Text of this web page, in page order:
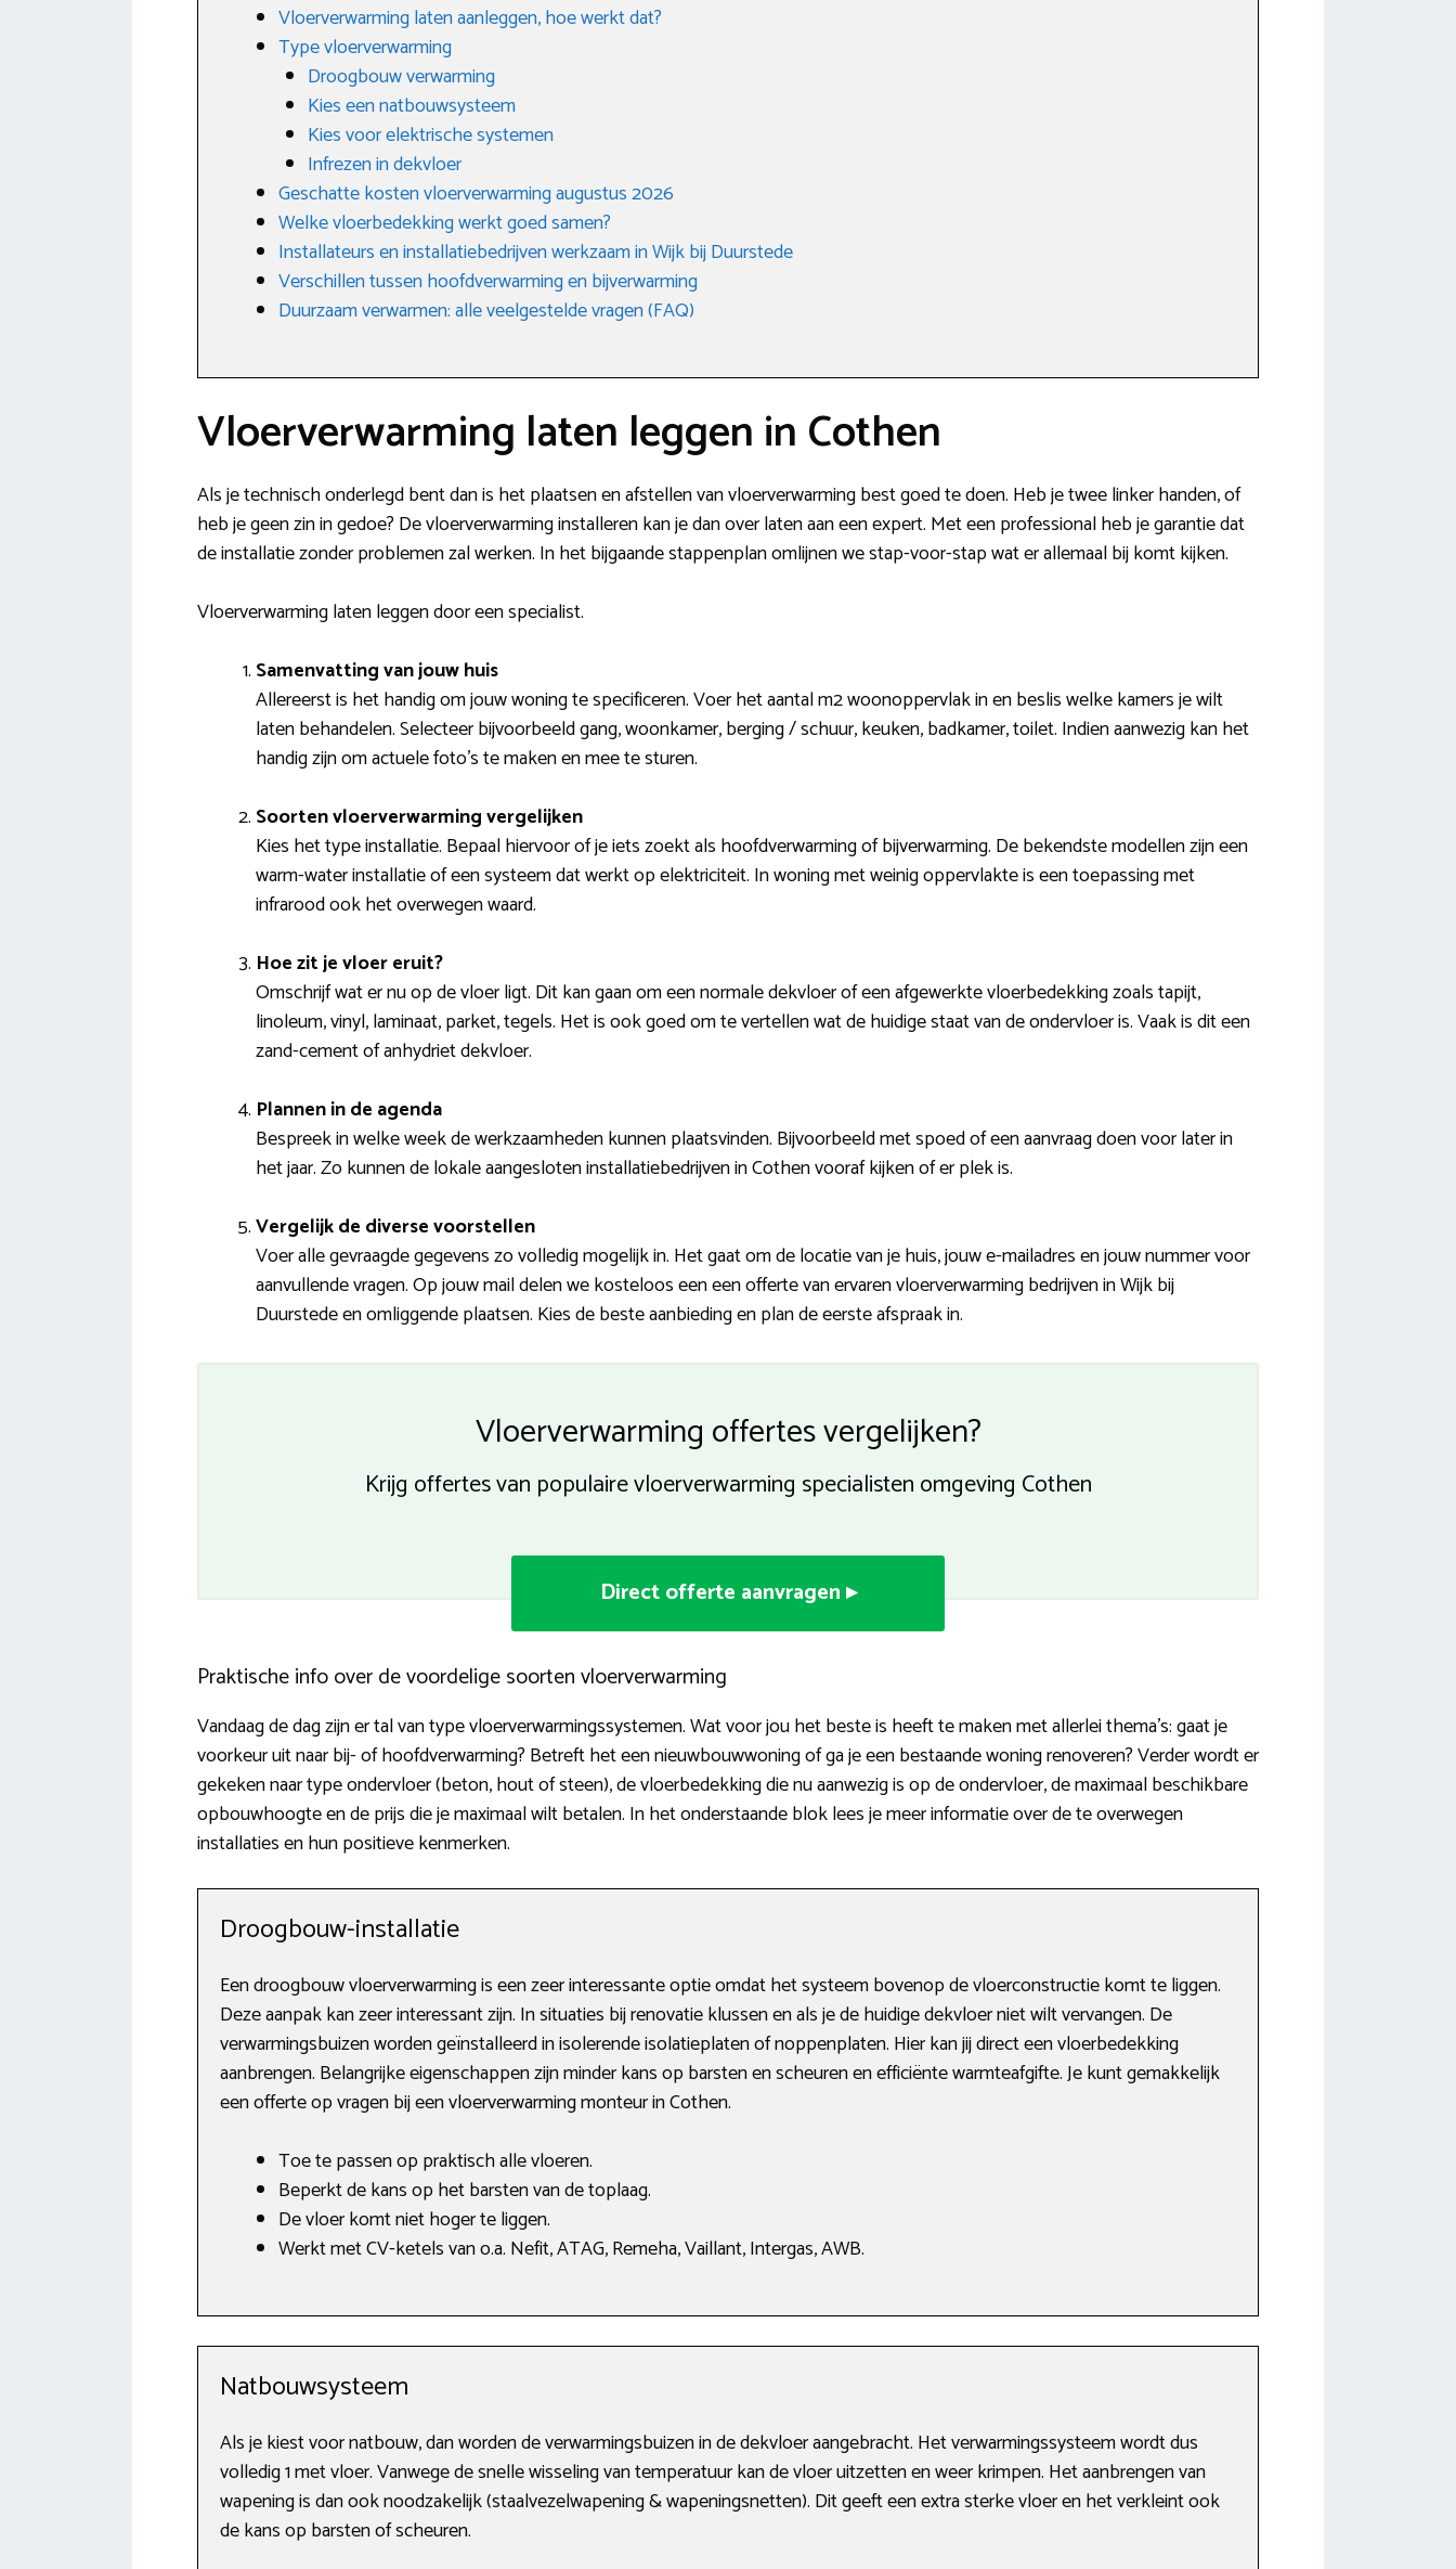
Vloerverwarming laten aanleggen, hoe werkt dat?
Type vloerverwarming
Droogbouw verwarming
Kies een natbouwsysteem
Kies voor elektrische systemen
Infrezen in dekvloer
Geschatte kosten vloerverwarming augustus 2026
Welke vloerbedekking werkt goed samen?
Installateurs en installatiebedrijven werkzaam in Wijk bij Duurstede
Verschillen tussen hoofdverwarming en bijverwarming
Duurzaam verwarmen: alle veelgestelde vragen (FAQ)
Vloerverwarming laten leggen in Cothen
Als je technisch onderlegd bent dan is het plaatsen en afstellen van vloerverwarming best goed te doen. Heb je twee linker handen, of
heb je geen zin in gedoe? De vloerverwarming installeren kan je dan over laten aan een expert. Met een professional heb je garantie dat
de installatie zonder problemen zal werken. In het bijgaande stappenplan omlijnen we stap-voor-stap wat er allemaal bij komt kijken.
Vloerverwarming laten leggen door een specialist.
Samenvatting van jouw huis
Allereerst is het handig om jouw woning te specificeren. Voer het aantal m2 woonoppervlak in en beslis welke kamers je wilt
laten behandelen. Selecteer bijvoorbeeld gang, woonkamer, berging / schuur, keuken, badkamer, toilet. Indien aanwezig kan het
handig zijn om actuele foto’s te maken en mee te sturen.
Soorten vloerverwarming vergelijken
Kies het type installatie. Bepaal hiervoor of je iets zoekt als hoofdverwarming of bijverwarming. De bekendste modellen zijn een
warm-water installatie of een systeem dat werkt op elektriciteit. In woning met weinig oppervlakte is een toepassing met
infrarood ook het overwegen waard.
Hoe zit je vloer eruit?
Omschrijf wat er nu op de vloer ligt. Dit kan gaan om een normale dekvloer of een afgewerkte vloerbedekking zoals tapijt,
linoleum, vinyl, laminaat, parket, tegels. Het is ook goed om te vertellen wat de huidige staat van de ondervloer is. Vaak is dit een
zand-cement of anhydriet dekvloer.
Plannen in de agenda
Bespreek in welke week de werkzaamheden kunnen plaatsvinden. Bijvoorbeeld met spoed of een aanvraag doen voor later in
het jaar. Zo kunnen de lokale aangesloten installatiebedrijven in Cothen vooraf kijken of er plek is.
Vergelijk de diverse voorstellen
Voer alle gevraagde gegevens zo volledig mogelijk in. Het gaat om de locatie van je huis, jouw e-mailadres en jouw nummer voor
aanvullende vragen. Op jouw mail delen we kosteloos een een offerte van ervaren vloerverwarming bedrijven in Wijk bij
Duurstede en omliggende plaatsen. Kies de beste aanbieding en plan de eerste afspraak in.
Vloerverwarming offertes vergelijken?
Krijg offertes van populaire vloerverwarming specialisten omgeving Cothen
Direct offerte aanvragen ▸
Praktische info over de voordelige soorten vloerverwarming
Vandaag de dag zijn er tal van type vloerverwarmingssystemen. Wat voor jou het beste is heeft te maken met allerlei thema’s: gaat je
voorkeur uit naar bij- of hoofdverwarming? Betreft het een nieuwbouwwoning of ga je een bestaande woning renoveren? Verder wordt er
gekeken naar type ondervloer (beton, hout of steen), de vloerbedekking die nu aanwezig is op de ondervloer, de maximaal beschikbare
opbouwhoogte en de prijs die je maximaal wilt betalen. In het onderstaande blok lees je meer informatie over de te overwegen
installaties en hun positieve kenmerken.
Droogbouw-installatie
Een droogbouw vloerverwarming is een zeer interessante optie omdat het systeem bovenop de vloerconstructie komt te liggen.
Deze aanpak kan zeer interessant zijn. In situaties bij renovatie klussen en als je de huidige dekvloer niet wilt vervangen. De
verwarmingsbuizen worden geïnstalleerd in isolerende isolatieplaten of noppenplaten. Hier kan jij direct een vloerbedekking
aanbrengen. Belangrijke eigenschappen zijn minder kans op barsten en scheuren en efficiënte warmteafgifte. Je kunt gemakkelijk
een offerte op vragen bij een vloerverwarming monteur in Cothen.
Toe te passen op praktisch alle vloeren.
Beperkt de kans op het barsten van de toplaag.
De vloer komt niet hoger te liggen.
Werkt met CV-ketels van o.a. Nefit, ATAG, Remeha, Vaillant, Intergas, AWB.
Natbouwsysteem
Als je kiest voor natbouw, dan worden de verwarmingsbuizen in de dekvloer aangebracht. Het verwarmingssysteem wordt dus
volledig 1 met vloer. Vanwege de snelle wisseling van temperatuur kan de vloer uitzetten en weer krimpen. Het aanbrengen van
wapening is dan ook noodzakelijk (staalvezelwapening & wapeningsnetten). Dit geeft een extra sterke vloer en het verkleint ook
de kans op barsten of scheuren.